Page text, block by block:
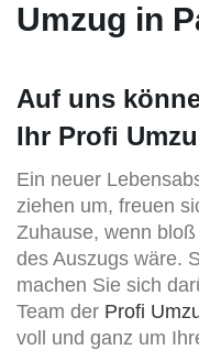
Umzug in
Auf uns
Ihr Profi
Ein neuer
ziehen um, freuen
Zuhause, wenn
des Auszugs wäre.
machen Sie sich
Team der Profi
voll und ganz um